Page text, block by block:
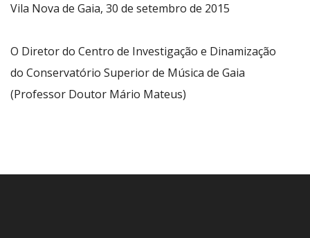
Vila Nova de Gaia, 30 de setembro de 2015
O Diretor do Centro de Investigação e Dinamização
do Conservatório Superior de Música de Gaia
(Professor Doutor Mário Mateus)